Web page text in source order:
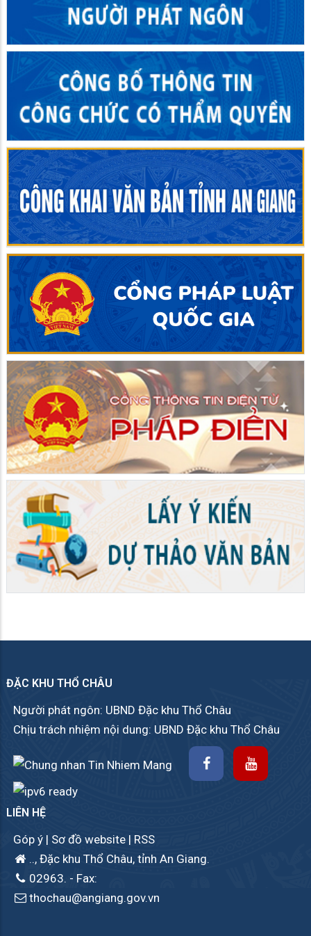
ĐẶC KHU THỔ CHÂU
Người phát ngôn: UBND Đặc khu Thổ Châu
Chịu trách nhiệm nội dung: UBND Đặc khu Thổ Châu
LIÊN HỆ
Góp ý | Sơ đồ website | RSS
.., Đặc khu Thổ Châu, tỉnh An Giang.
02963. - Fax:
thochau@angiang.gov.vn